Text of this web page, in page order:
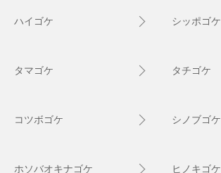
ハイゴケ シッポゴケ
タマゴケ タチゴケ
コツボゴケ シノブゴケ
ホソバオキナゴケ ヒノキゴケ